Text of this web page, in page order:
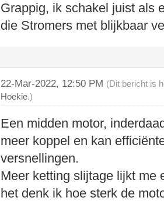
Grappig, ik schakel juist als
die Stromers met blijkbaar
22-Mar-2022, 12:50 PM (Dit bericht is
Hoekie.)
Een midden motor,
meer koppel en kan
versnellingen.
Meer ketting slijtage lijkt me
het denk ik hoe sterk de